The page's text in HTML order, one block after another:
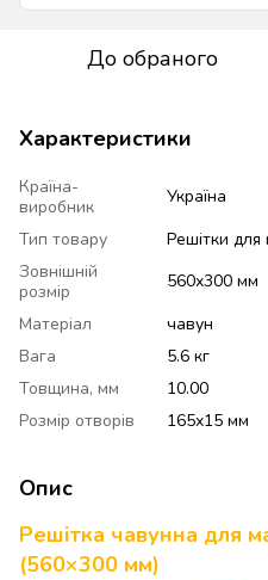
До обраного
Характеристики
Країна-
виробник
Україна
Тип товару
Решітки для
Зовнішній
розмір
560х300 мм
Матеріал
чавун
Вага
5.6 кг
Товщина, мм
10.00
Розмір отворів
165х15 мм
Опис
Решітка чавунна для
(560×300 мм)